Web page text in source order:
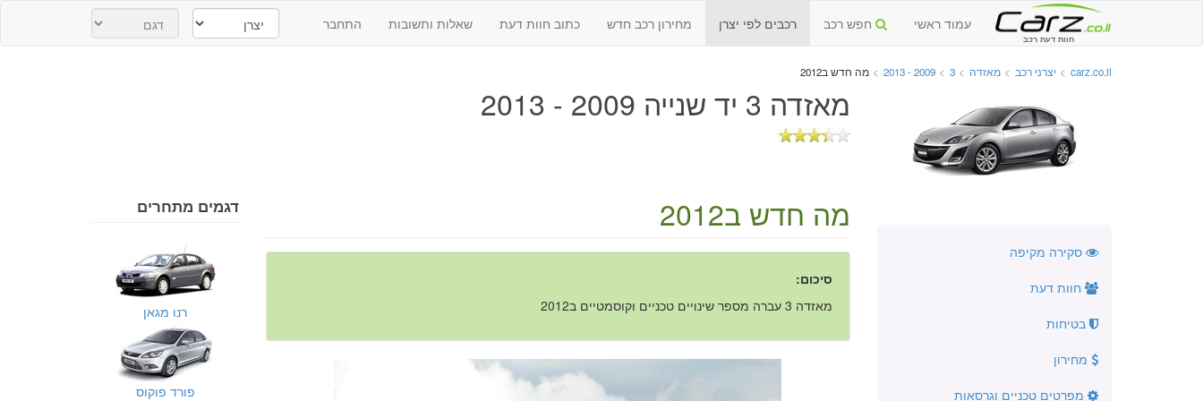
חוות דעת רכב
עמוד ראשי חפש רכב רכבים לפי יצרן מחירון רכב חדש כתוב חוות דעת שאלות ותשובות התחבר
carz.co.il
> יצרני רכב > מאזדה >
3
>
2009 - 2013
> מה חדש ב2012
מאזדה 3 יד שנייה 2009 - 2013
סקירה מקיפה
חוות דעת
בטיחות
מחירון
מפרטים טכניים וגרסאות
מה חדש ב2012
סיכום:
מאזדה 3 עברה מספר שינויים טכניים וקוסמטיים ב2012
דגמים מתחרים
רנו מגאן
פורד פוקוס